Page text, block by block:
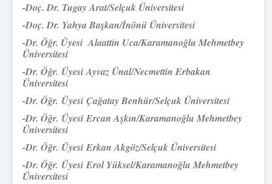
-Doç. Dr. Tugay Arat/Selçuk Üniversitesi
-Doç. Dr. Yahya Başkan/İnönü Üniversitesi
-Dr. Öğr. Üyesi Alaattin Uca/Karamanoğlu Mehmetbey
Üniversitesi
-Dr. Öğr. ÜyesiAyvaz Ünal/Necmettin Erbakan
Üniversitesi
-Dr. Öğr. Üyesi Çağatay Benhür/Selçuk Üniversitesi
-Dr. Öğr. Üyesi Ercan Aşkın/Karamanoğlu Mehmetbey
Üniversitesi
-Dr. Öğr. Üyesi Erkan Akgöz/Selçuk Üniversitesi
-Dr. Öğr. Üyesi Erol Yüksel/Karamanoğlu Mehmetbey
Üniversitesi